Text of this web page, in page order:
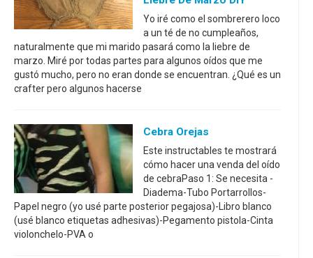
Yo iré como el sombrerero loco
a un té de no cumpleaños,
naturalmente que mi marido pasará como la liebre de
marzo. Miré por todas partes para algunos oídos que me
gustó mucho, pero no eran donde se encuentran. ¿Qué es un
crafter pero algunos hacerse
Cebra Orejas
Este instructables te mostrará
cómo hacer una venda del oído
de cebraPaso 1: Se necesita -
Diadema-Tubo Portarrollos-
Papel negro (yo usé parte posterior pegajosa)-Libro blanco
(usé blanco etiquetas adhesivas)-Pegamento pistola-Cinta
violonchelo-PVA o